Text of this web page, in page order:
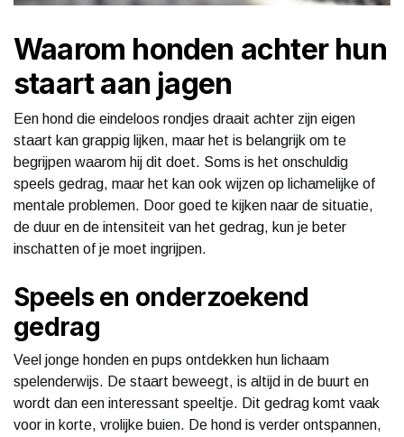
Waarom honden achter hun
staart aan jagen
Een hond die eindeloos rondjes draait achter zijn eigen
staart kan grappig lijken, maar het is belangrijk om te
begrijpen waarom hij dit doet. Soms is het onschuldig
speels gedrag, maar het kan ook wijzen op lichamelijke of
mentale problemen. Door goed te kijken naar de situatie,
de duur en de intensiteit van het gedrag, kun je beter
inschatten of je moet ingrijpen.
Speels en onderzoekend
gedrag
Veel jonge honden en pups ontdekken hun lichaam
spelenderwijs. De staart beweegt, is altijd in de buurt en
wordt dan een interessant speeltje. Dit gedrag komt vaak
voor in korte, vrolijke buien. De hond is verder ontspannen,